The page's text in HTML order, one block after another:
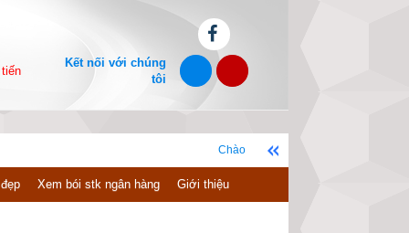
Kết nối với chúng
tôi
Chào mừng bạn đến với website xemvm.com,
Xem bói stk ngân hàng Giới thiệu